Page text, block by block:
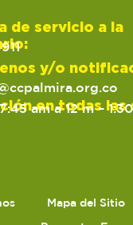
de servicio a la
y/o
en todas las
am a 12 m –
Mapa del Sitio